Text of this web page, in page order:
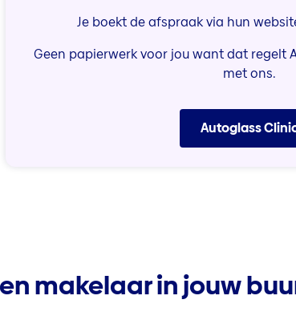
Je boekt de afspraak via hun
Geen papierwerk voor jou want dat regelt
met ons.
Autoglass
makelaar in jouw